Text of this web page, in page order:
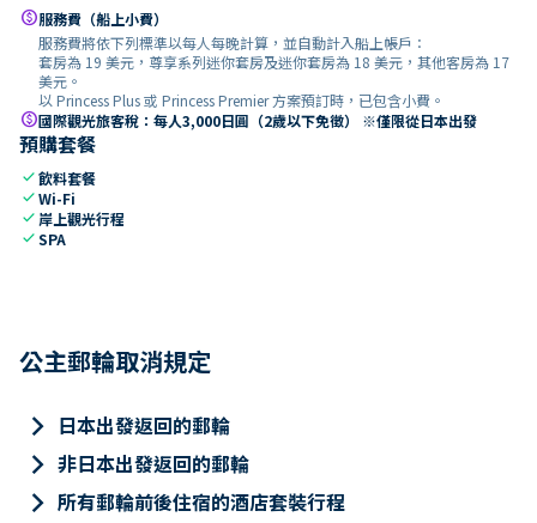
paid服務費（船上小費）
服務費將依下列標準以每人每晚計算，並自動計入船上帳戶：
套房為 19 美元，尊享系列迷你套房及迷你套房為 18 美元，其他客房為 17
美元。
以 Princess Plus 或 Princess Premier 方案預訂時，已包含小費。
paid國際觀光旅客稅：每人3,000日圓（2歲以下免徵） ※僅限從日本出發
預購套餐
check飲料套餐
checkWi-Fi
check 岸上觀光行程
checkSPA
公主郵輪取消規定
keyboard_arrow_right 日本出發返回的郵輪
keyboard_arrow_right 非日本出發返回的郵輪
keyboard_arrow_right 所有郵輪前後住宿的酒店套裝行程